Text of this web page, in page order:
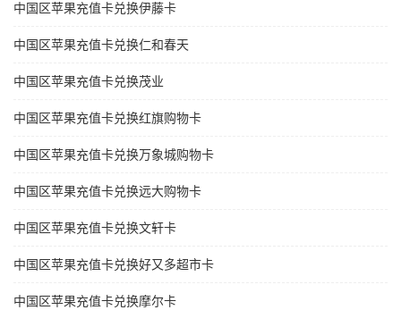
中国区苹果充值卡兑换伊藤卡
中国区苹果充值卡兑换仁和春天
中国区苹果充值卡兑换茂业
中国区苹果充值卡兑换红旗购物卡
中国区苹果充值卡兑换万象城购物卡
中国区苹果充值卡兑换远大购物卡
中国区苹果充值卡兑换文轩卡
中国区苹果充值卡兑换好又多超市卡
中国区苹果充值卡兑换摩尔卡